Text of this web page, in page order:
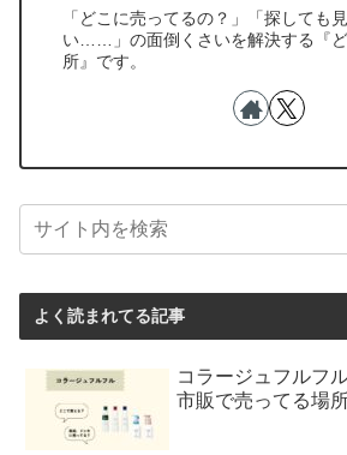
「どこに売ってるの？」「探しても
い……」の面倒くさいを解決する『
所』です。
よく読まれてる記事
コラージュフルフ
市販で売ってる場